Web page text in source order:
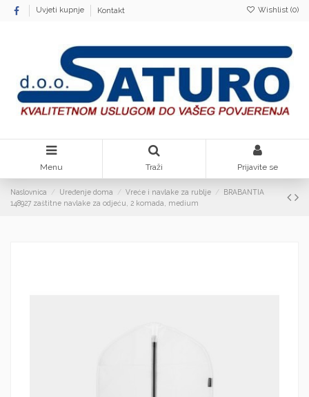
Uvjeti kupnje Kontakt Wishlist (0)
Menu Traži Prijavite se
Naslovnica Uređenje doma Vreće i navlake za rublje
BRABANTIA
148927 zaštitne navlake za odjeću, 2 komada, medium